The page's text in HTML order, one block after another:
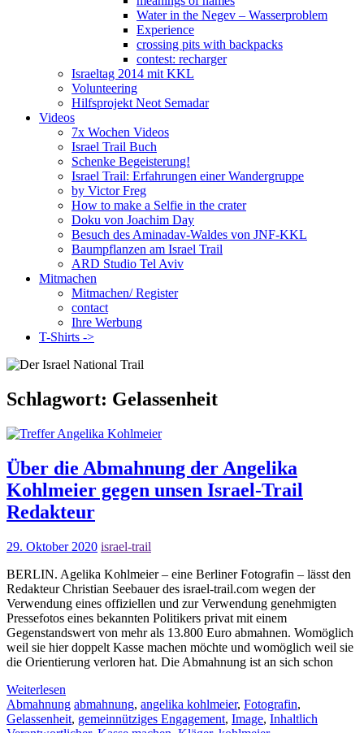
Water in the Negev – Wasserproblem
Experience
crossing pits with backpacks
contest: recharger
Israeltag 2014 mit KKL
Volunteering
Hilfsprojekt Neot Semadar
Videos
7x Wochen Videos
Israel Trail Buch
Schenke Begeisterung!
Israel Trail: Erfahrungen einer Wandergruppe
by Victor Freg
How to make a Selfie in the crater
Doku von Joachim Day
Besuch des Aminadav-Waldes von JNF-KKL
Baumpflanzen am Israel Trail
ARD Studio Tel Aviv
Mitmachen
Mitmachen/ Register
contact
Ihre Werbung
T-Shirts ->
Schlagwort: Gelassenheit
Über die Abmahnung der Angelika
Kohlmeier gegen unsen Israel-Trail
Redakteur
29. Oktober 2020 israel-trail
BERLIN. Agelika Kohlmeier – eine Berliner Fotografin – lässt den
Redakteur Christian Seebauer des israel-trail.com wegen der
Verwendung eines offiziellen und zur Verwendung genehmigten
Pressefotos eines bekannten Politikers privat mit einem
Gegenstandswert von mehr als 13.800 Euro abmahnen. Womöglich
weil sie hier doppelt Kasse machen möchte und womöglich weil sie
die Orientierung verloren hat. Die Abmahnung ist an sich schon
Weiterlesen
Abmahnung abmahnung, angelika kohlmeier, Fotografin,
Gelassenheit, gemeinnütziges Engagement, Image, Inhaltlich